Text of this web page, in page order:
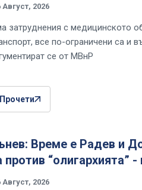
Август, 2026
затруднения с медицинското
все по-ограничени са и
се от МВнР
Прочети
Време е Радев и
против “олигархията”
Август, 2026